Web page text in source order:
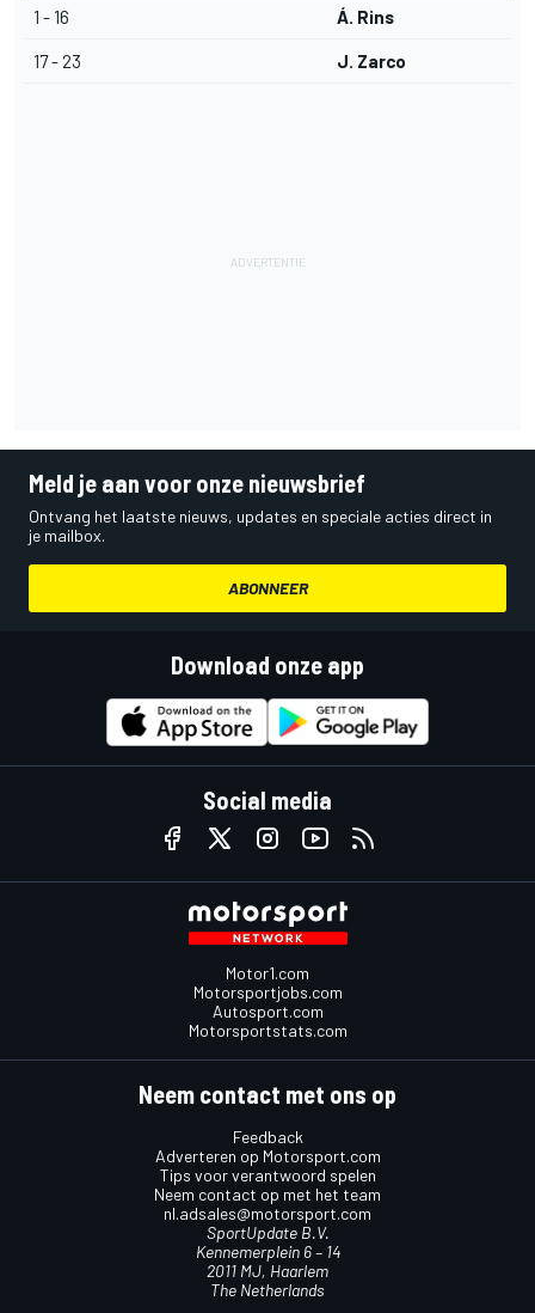
1 - 16 Á. Rins
17 - 23 J. Zarco
Meld je aan voor onze nieuwsbrief
Ontvang het laatste nieuws, updates en speciale acties direct in
je mailbox.
ABONNEER
Download onze app
Social media
Motor1.com
Motorsportjobs.com
Autosport.com
Motorsportstats.com
Neem contact met ons op
Feedback
Adverteren op Motorsport.com
Tips voor verantwoord spelen
Neem contact op met het team
nl.adsales@motorsport.com
SportUpdate B.V.
Kennemerplein 6 – 14
2011 MJ, Haarlem
The Netherlands